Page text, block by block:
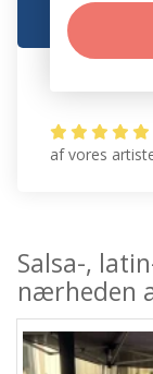
af vores
Salsa-,
nærheden